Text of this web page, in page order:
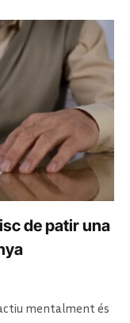
de patir una
mentalment és